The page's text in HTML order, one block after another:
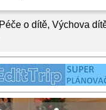
Péče o dítě, Výchova